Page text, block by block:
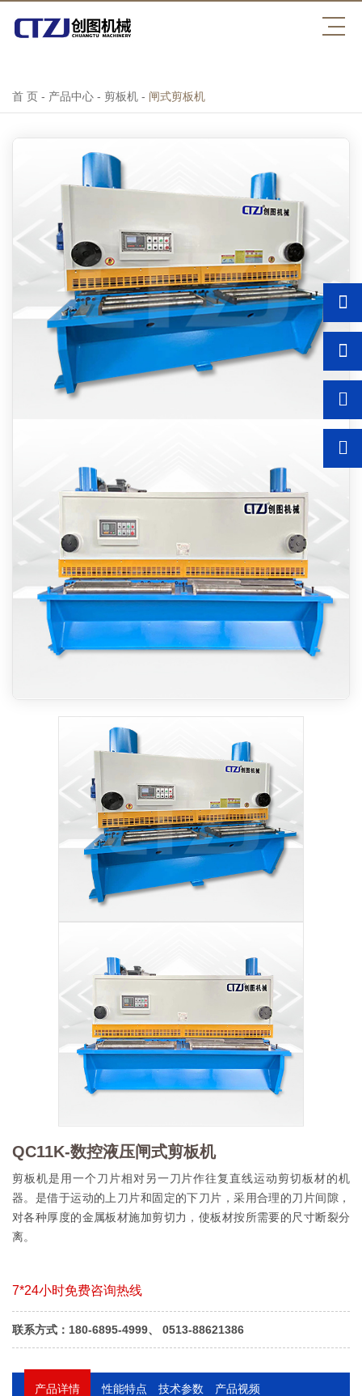
乐鱼·体育
首 页 - 产品中心 - 剪板机 - 闸式剪板机
QC11K-数控液压闸式剪板机
剪板机是用一个刀片相对另一刀片作往复直线运动剪切板材的机
器。是借于运动的上刀片和固定的下刀片，采用合理的刀片间隙，
对各种厚度的金属板材施加剪切力，使板材按所需要的尺寸断裂分
离。
7*24小时免费咨询热线
联系方式：180-6895-4999、 0513-88621386
产品详情 性能特点 技术参数 产品视频